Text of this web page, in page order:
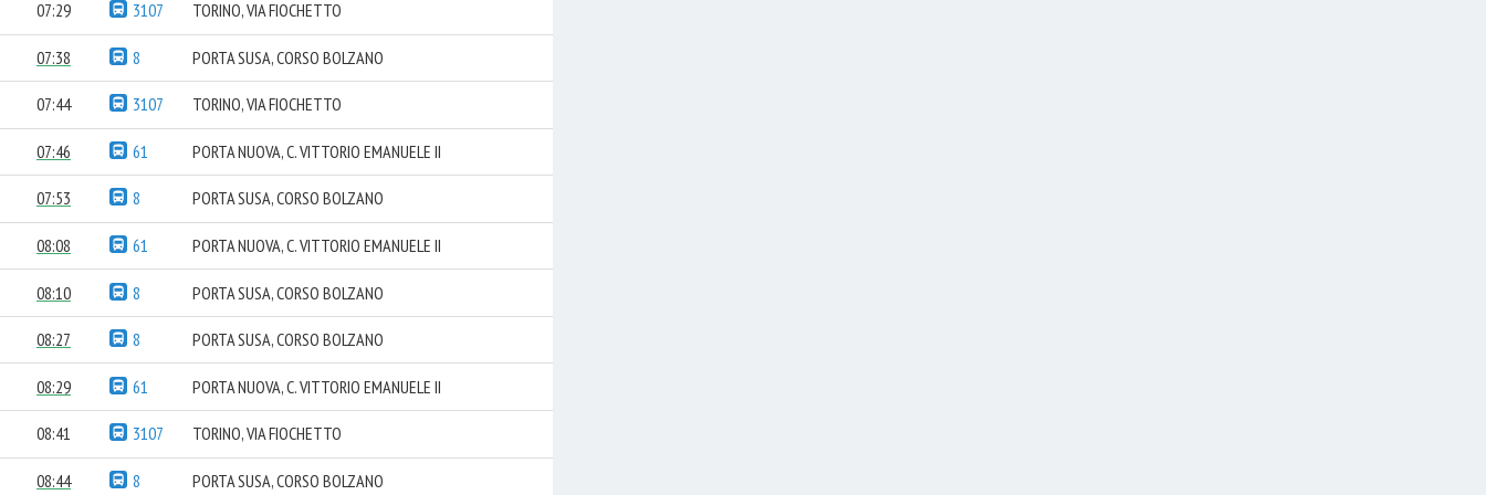
07:29 3107 TORINO, VIA FIOCHETTO
07:38 8 PORTA SUSA, CORSO BOLZANO
07:44 3107 TORINO, VIA FIOCHETTO
07:46 61 PORTA NUOVA, C. VITTORIO EMANUELE II
07:53 8 PORTA SUSA, CORSO BOLZANO
08:08 61 PORTA NUOVA, C. VITTORIO EMANUELE II
08:10 8 PORTA SUSA, CORSO BOLZANO
08:27 8 PORTA SUSA, CORSO BOLZANO
08:29 61 PORTA NUOVA, C. VITTORIO EMANUELE II
08:41 3107 TORINO, VIA FIOCHETTO
08:44 8 PORTA SUSA, CORSO BOLZANO